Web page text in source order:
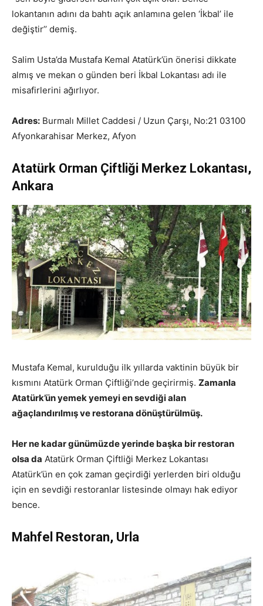
lokantanın adını da bahtı açık anlamına gelen ‘İkbal’ ile
değiştir’’ demiş.
Salim Usta’da Mustafa Kemal Atatürk’ün önerisi dikkate
almış ve mekan o günden beri İkbal Lokantası adı ile
misafirlerini ağırlıyor.
Adres: Burmalı Millet Caddesi / Uzun Çarşı, No:21 03100
Afyonkarahisar Merkez, Afyon
Atatürk Orman Çiftliği Merkez Lokantası,
Ankara
Mustafa Kemal, kurulduğu ilk yıllarda vaktinin büyük bir
kısmını Atatürk Orman Çiftliği’nde geçirirmiş. Zamanla
Atatürk’ün yemek yemeyi en sevdiği alan
ağaçlandırılmış ve restorana dönüştürülmüş.
Her ne kadar günümüzde yerinde başka bir restoran
olsa da Atatürk Orman Çiftliği Merkez Lokantası
Atatürk’ün en çok zaman geçirdiği yerlerden biri olduğu
için en sevdiği restoranlar listesinde olmayı hak ediyor
bence.
Mahfel Restoran, Urla